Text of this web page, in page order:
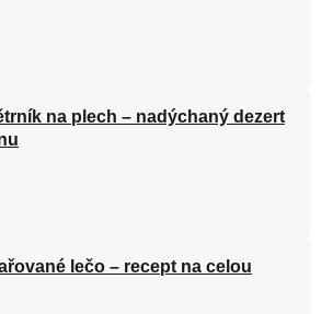
na plech – nadýchaný dezert
lečo – recept na celou